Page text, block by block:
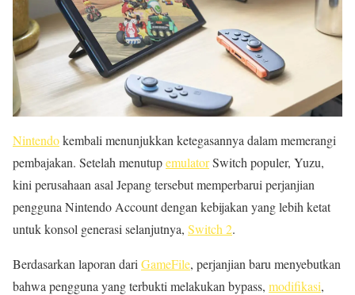
Nintendokembali menunjukkan ketegasannya dalam memerangi
pembajakan. Setelah menutupemulatorSwitch populer, Yuzu,
kini perusahaan asal Jepang tersebut memperbarui perjanjian
pengguna Nintendo Account dengan kebijakan yang lebih ketat
untuk konsol generasi selanjutnya, Switch 2.
Berdasarkan laporan dari GameFile, perjanjian baru menyebutkan
bahwa pengguna yang terbukti melakukan bypass, modifikasi,